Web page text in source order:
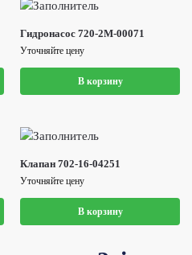
Гидронасос 720-2M-00071
Уточняйте цену
В корзину
Клапан 702-16-04251
Уточняйте цену
В корзину